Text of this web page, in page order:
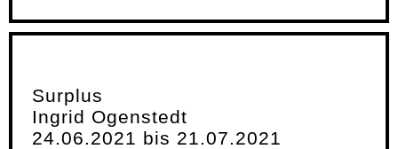
Surplus
Ingrid Ogenstedt
24.06.2021 bis 21.07.2021